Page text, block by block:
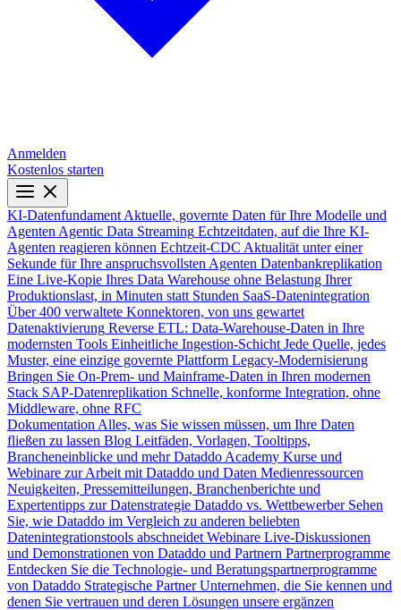
Anmelden
Kostenlos starten
KI-Datenfundament Aktuelle, governte Daten für Ihre Modelle und
Agenten Agentic Data Streaming Echtzeitdaten, auf die Ihre KI-
Agenten reagieren können Echtzeit-CDC Aktualität unter einer
Sekunde für Ihre anspruchsvollsten Agenten Datenbankreplikation
Eine Live-Kopie Ihres Data Warehouse ohne Belastung Ihrer
Produktionslast, in Minuten statt Stunden SaaS-Datenintegration
Über 400 verwaltete Konnektoren, von uns gewartet
Datenaktivierung Reverse ETL: Data-Warehouse-Daten in Ihre
modernsten Tools Einheitliche Ingestion-Schicht Jede Quelle, jedes
Muster, eine einzige governte Plattform Legacy-Modernisierung
Bringen Sie On-Prem- und Mainframe-Daten in Ihren modernen
Stack SAP-Datenreplikation Schnelle, konforme Integration, ohne
Middleware, ohne RFC
Dokumentation Alles, was Sie wissen müssen, um Ihre Daten
fließen zu lassen Blog Leitfäden, Vorlagen, Tooltipps,
Brancheneinblicke und mehr Dataddo Academy Kurse und
Webinare zur Arbeit mit Dataddo und Daten Medienressourcen
Neuigkeiten, Pressemitteilungen, Branchenberichte und
Expertentipps zur Datenstrategie Dataddo vs. Wettbewerber Sehen
Sie, wie Dataddo im Vergleich zu anderen beliebten
Datenintegrationstools abschneidet Webinare Live-Diskussionen
und Demonstrationen von Dataddo und Partnern Partnerprogramme
Entdecken Sie die Technologie- und Beratungspartnerprogramme
von Dataddo Strategische Partner Unternehmen, die Sie kennen und
denen Sie vertrauen und deren Lösungen unsere ergänzen